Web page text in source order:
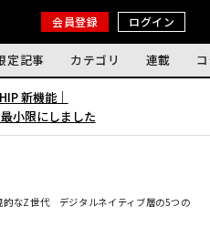
会員登録 ログイン
定記事 カテゴリ 連載
新機能｜
小限にしました
的なZ世代 デジタルネイティブ層の5つの特徴